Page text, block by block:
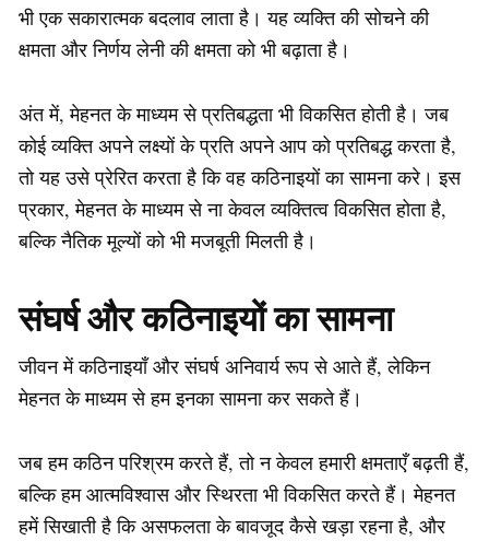
भी एक सकारात्मक बदलाव लाता है। यह व्यक्ति की सोचने की
क्षमता और निर्णय लेनी की क्षमता को भी बढ़ाता है।
अंत में, मेहनत के माध्यम से प्रतिबद्धता भी विकसित होती है। जब
कोई व्यक्ति अपने लक्ष्यों के प्रति अपने आप को प्रतिबद्ध करता है,
तो यह उसे प्रेरित करता है कि वह कठिनाइयों का सामना करे। इस
प्रकार, मेहनत के माध्यम से ना केवल व्यक्तित्व विकसित होता है,
बल्कि नैतिक मूल्यों को भी मजबूती मिलती है।
संघर्ष और कठिनाइयों का सामना
जीवन में कठिनाइयाँ और संघर्ष अनिवार्य रूप से आते हैं, लेकिन
मेहनत के माध्यम से हम इनका सामना कर सकते हैं।
जब हम कठिन परिश्रम करते हैं, तो न केवल हमारी क्षमताएँ बढ़ती हैं,
बल्कि हम आत्मविश्वास और स्थिरता भी विकसित करते हैं। मेहनत
हमें सिखाती है कि असफलता के बावजूद कैसे खड़ा रहना है, और